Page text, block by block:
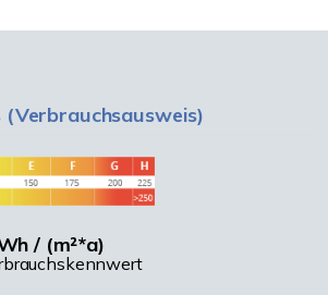
(Verbrauchsausweis)
/ (m²*a)